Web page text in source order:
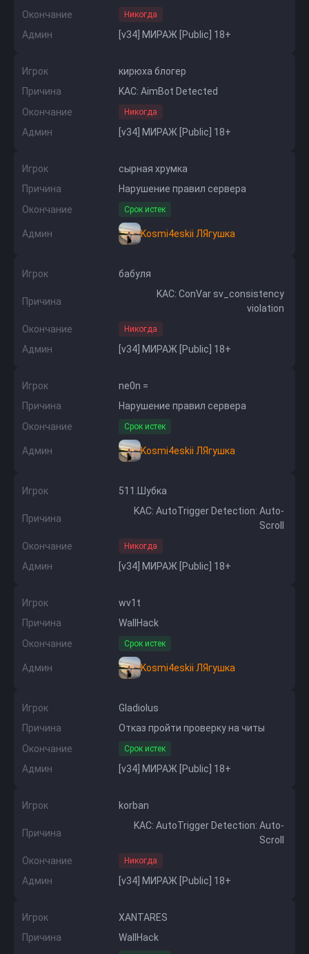
Окончание
Никогда
Админ [v34] МИРАЖ [Public] 18+
Игрок
кирюха блогер
Причина
KAC: AimBot Detected
Окончание
Никогда
Админ [v34] МИРАЖ [Public] 18+
Игрок
сырная хрумка
Причина
Нарушение правил сервера
Окончание
Срок истек
Админ Kosmi4eskii ЛЯгушка
Игрок бабуля
Причина
KAC: ConVar sv_consistency
violation
Окончание
Никогда
Админ [v34] МИРАЖ [Public] 18+
Игрок
ne0n =
Причина
Нарушение правил сервера
Окончание
Срок истек
Админ Kosmi4eskii ЛЯгушка
Игрок 511.Шубка
Причина
KAC: AutoTrigger Detection: Auto-
Scroll
Окончание
Никогда
Админ [v34] МИРАЖ [Public] 18+
Игрок
wv1t
Причина
WallHack
Окончание
Срок истек
Админ Kosmi4eskii ЛЯгушка
Игрок
Gladiolus
Причина
Отказ пройти проверку на читы
Окончание
Срок истек
Админ [v34] МИРАЖ [Public] 18+
Игрок korban
Причина
KAC: AutoTrigger Detection: Auto-
Scroll
Окончание
Никогда
Админ [v34] МИРАЖ [Public] 18+
Игрок
XANTARES
Причина
WallHack